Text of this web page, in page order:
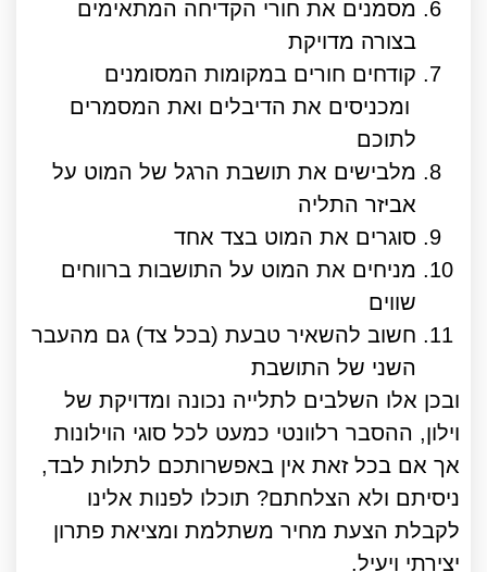
מסמנים את חורי הקדיחה המתאימים
בצורה מדויקת
קודחים חורים במקומות המסומנים
ומכניסים את הדיבלים ואת המסמרים
לתוכם
מלבישים את תושבת הרגל של המוט על
אביזר התליה
סוגרים את המוט בצד אחד
מניחים את המוט על התושבות ברווחים
שווים
חשוב להשאיר טבעת (בכל צד) גם מהעבר
השני של התושבת
ובכן אלו השלבים לתלייה נכונה ומדויקת של
וילון, ההסבר רלוונטי כמעט לכל סוגי הוילונות
אך אם בכל זאת אין באפשרותכם לתלות לבד,
ניסיתם ולא הצלחתם? תוכלו לפנות אלינו
לקבלת הצעת מחיר משתלמת ומציאת פתרון
יצירתי ויעיל.